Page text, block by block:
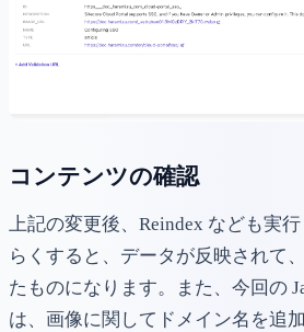
コンテンツの確認
上記の変更後、Reindex なども実
らくすると、データが反映されて
たものになります。また、今回の
は、画像に関してドメイン名を追